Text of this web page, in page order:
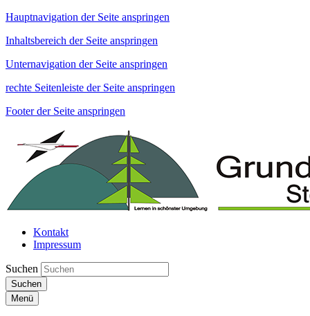
Hauptnavigation der Seite anspringen
Inhaltsbereich der Seite anspringen
Unternavigation der Seite anspringen
rechte Seitenleiste der Seite anspringen
Footer der Seite anspringen
Kontakt
Impressum
Suchen
Suchen
Menü